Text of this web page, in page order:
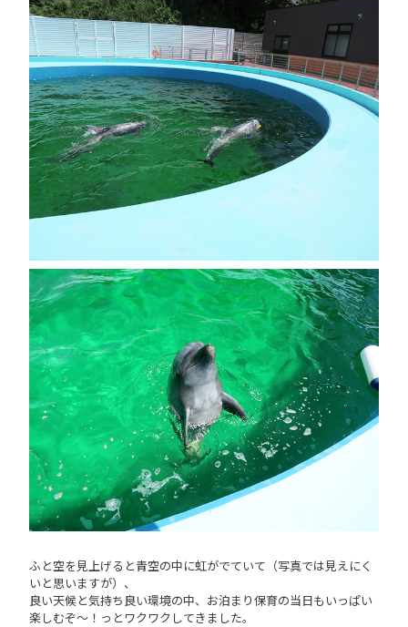
ふと空を見上げると青空の中に虹がでていて（写真では見えにく
いと思いますが）、
良い天候と気持ち良い環境の中、お泊まり保育の当日もいっぱい
楽しむぞ〜！っとワクワクしてきました。